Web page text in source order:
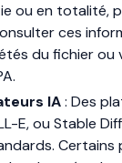
ou en totalité,
ces
du fichier ou
IA: Des
E, ou Stable
Certains